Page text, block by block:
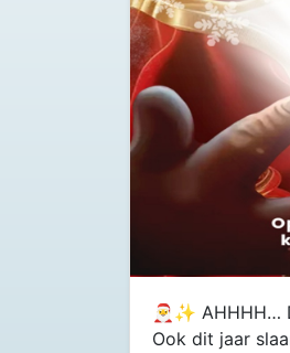
🎅✨ AHHHH…
Ook dit jaar